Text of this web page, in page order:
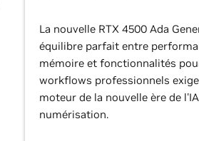
La nouvelle RTX 4500 Ada
équilibre parfait entre
mémoire et fonctionnalités
workflows professionnels
moteur de la nouvelle ère de
numérisation.